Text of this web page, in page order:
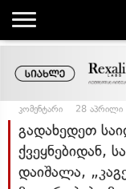
კომენტარი 28
გადახედეთ
ქვეყნებიდან,
დაიშალა,